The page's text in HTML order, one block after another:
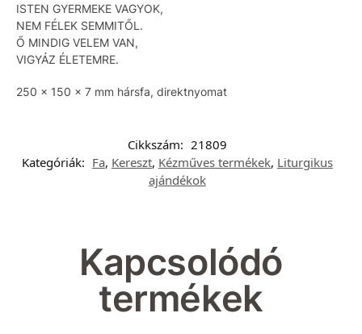
ISTEN GYERMEKE VAGYOK,
NEM FÉLEK SEMMITŐL.
Ő MINDIG VELEM VAN,
VIGYÁZ ÉLETEMRE.
250 x 150 x 7 mm hársfa, direktnyomat
Cikkszám: 21809
Kategóriák: Fa, Kereszt, Kézműves termékek, Liturgikus
ajándékok
Kapcsolódó
termékek